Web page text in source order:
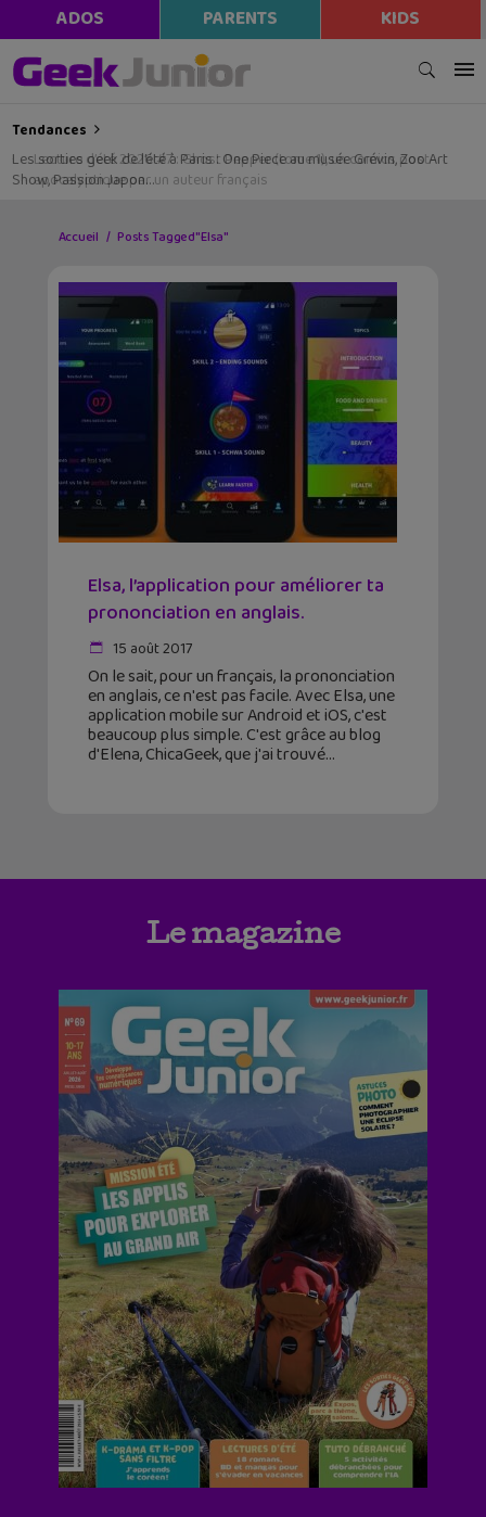
ADOS PARENTS KIDS
Tendances
Les sorties geek de l’été à Paris : One Piece au musée Grévin, Zoo Art
Show, Passion Japon…
Accueil Posts Tagged "Elsa"
Elsa, l’application pour améliorer ta
prononciation en anglais.
15 août 2017
On le sait, pour un français, la prononciation
en anglais, ce n'est pas facile. Avec Elsa, une
application mobile sur Android et iOS, c'est
beaucoup plus simple. C'est grâce au blog
d'Elena, ChicaGeek, que j'ai trouvé
Le magazine